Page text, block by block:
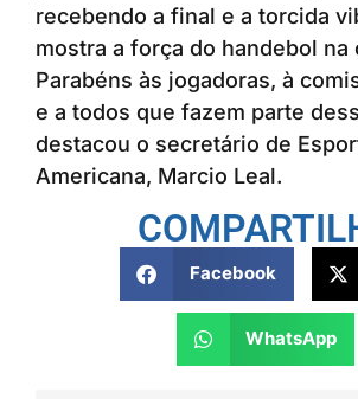
recebendo a final e a torcida
mostra a força do handebol na
Parabéns às jogadoras, à
e a todos que fazem parte
destacou o secretário de
Americana, Marcio Leal.
Facebook
WhatsApp